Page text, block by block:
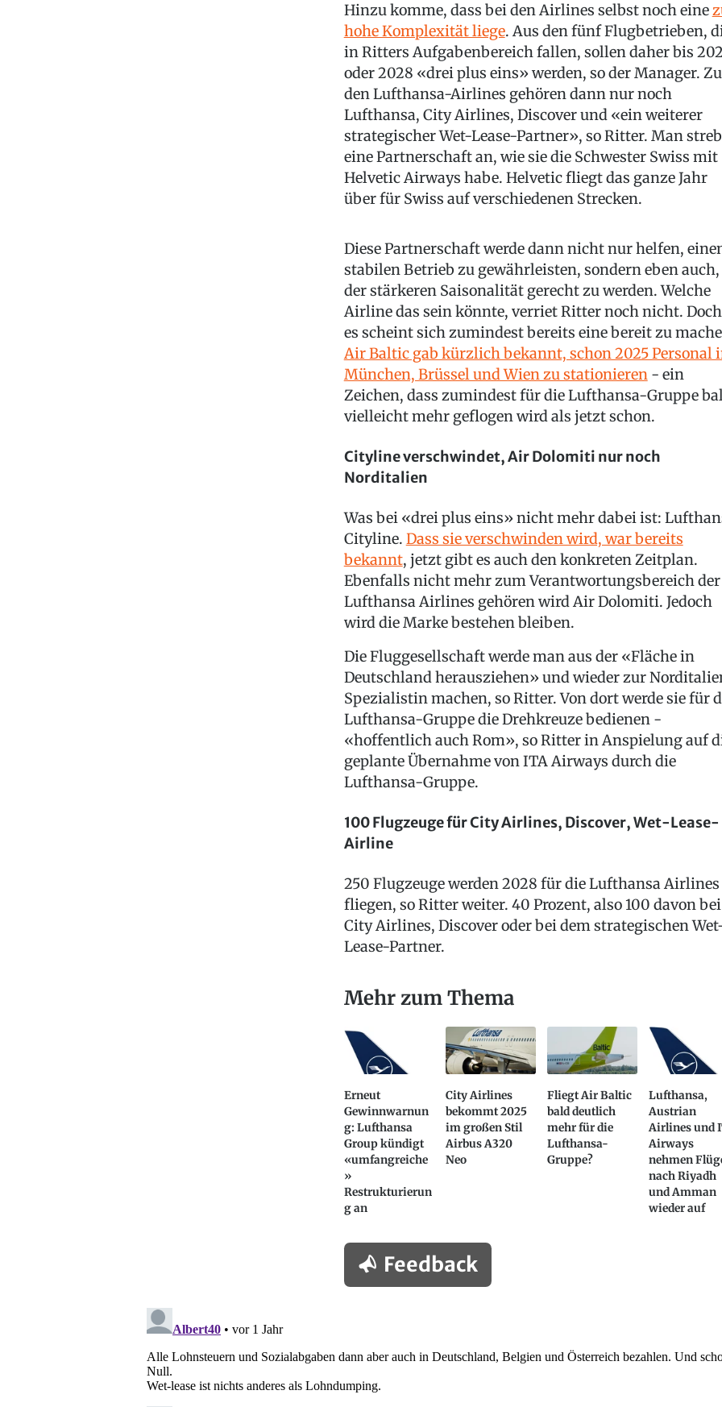
Hinzu komme, dass bei den Airlines selbst noch eine
hohe Komplexität liege. Aus den fünf Flugbetrieben,
in Ritters Aufgabenbereich fallen, sollen daher bis
oder 2028 «drei plus eins» werden, so der Manager. Zu
den Lufthansa-Airlines gehören dann nur noch
Lufthansa, City Airlines, Discover und «ein weiterer
strategischer Wet-Lease-Partner», so Ritter. Man
eine Partnerschaft an, wie sie die Schwester Swiss mit
Helvetic Airways habe. Helvetic fliegt das ganze Jahr
über für Swiss auf verschiedenen Strecken.
Diese Partnerschaft werde dann nicht nur helfen,
stabilen Betrieb zu gewährleisten, sondern eben auch,
der stärkeren Saisonalität gerecht zu werden. Welche
Airline das sein könnte, verriet Ritter noch nicht. Doch
es scheint sich zumindest bereits eine bereit zu
Air Baltic gab kürzlich bekannt, schon 2025 Personal
München, Brüssel und Wien zu stationieren- ein
Zeichen, dass zumindest für die Lufthansa-Gruppe
vielleicht mehr geflogen wird als jetzt schon.
Cityline verschwindet, Air Dolomiti nur noch
Norditalien
Was bei «drei plus eins» nicht mehr dabei ist:
Cityline. Dass sie verschwinden wird, war bereits
bekannt, jetzt gibt es auch den konkreten Zeitplan.
Ebenfalls nicht mehr zum Verantwortungsbereich der
Lufthansa Airlines gehören wird Air Dolomiti. Jedoch
wird die Marke bestehen bleiben.
Die Fluggesellschaft werde man aus der «Fläche in
Deutschland herausziehen» und wieder zur
Spezialistin machen, so Ritter. Von dort werde sie für
Lufthansa-Gruppe die Drehkreuze bedienen -
«hoffentlich auch Rom», so Ritter in Anspielung auf
geplante Übernahme von ITA Airways durch die
Lufthansa-Gruppe.
100 Flugzeuge für City Airlines, Discover, Wet-Lease-
Airline
250 Flugzeuge werden 2028 für die Lufthansa Airlines
fliegen, so Ritter weiter. 40 Prozent, also 100 davon bei
City Airlines, Discover oder bei dem strategischen
Lease-Partner.
Mehr zum Thema
Erneut
Gewinnwarnun
g: Lufthansa
Group kündigt
«umfangreiche
»
Restrukturierun
g an
City Airlines
bekommt 2025
im großen Stil
Airbus A320
Neo
Fliegt Air Baltic
bald deutlich
mehr für die
Lufthansa-
Gruppe?
Lufthansa,
Austrian
Airlines und
Airways
nehmen
nach Riyadh
und Amman
wieder auf
Feedback